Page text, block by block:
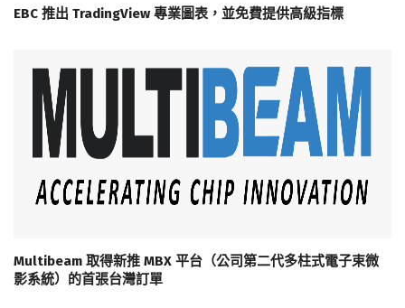
EBC 推出 TradingView 專業圖表，並免費提供高級指標
Multibeam 取得新推 MBX 平台（公司第二代多柱式電子束微
影系統）的首張台灣訂單